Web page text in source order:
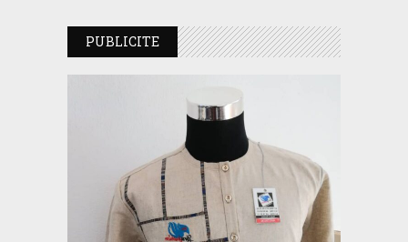
PUBLICITE